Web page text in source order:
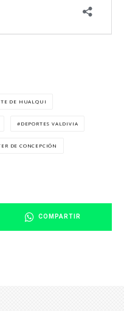
DE HUALQUI
DEPORTES VALDIVIA
DE CONCEPCIÓN
COMPARTIR